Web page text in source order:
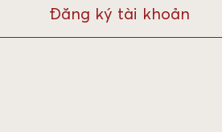
Đăng ký tài khoản